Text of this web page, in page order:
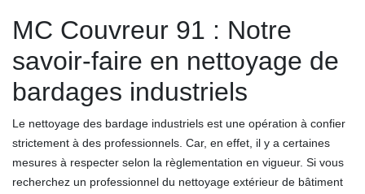
MC Couvreur 91 : Notre
savoir-faire en nettoyage de
bardages industriels
Le nettoyage des bardage industriels est une opération à confier
strictement à des professionnels. Car, en effet, il y a certaines
mesures à respecter selon la règlementation en vigueur. Si vous
recherchez un professionnel du nettoyage extérieur de bâtiment